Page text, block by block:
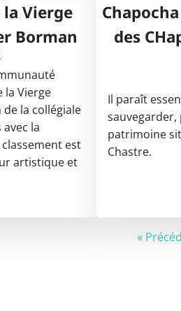
Vierge
Borman
la Vierge
la collégiale
la
est
artistique et
des
Il paraît
patrimoine
Chastre.
«